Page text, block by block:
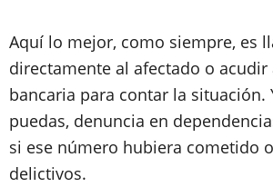
Aquí lo mejor, como siempre, es
directamente al afectado o acudir
bancaria para contar la situación.
puedas, denuncia en
si ese número hubiera cometido
delictivos.